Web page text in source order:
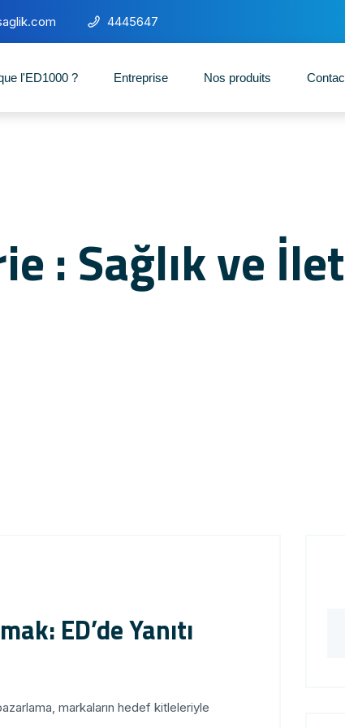
4445647
l'ED1000 ? Entreprise Nos produits
: Sağlık ve
ED’de Yanıtı
markaların hedef kitleleriyle